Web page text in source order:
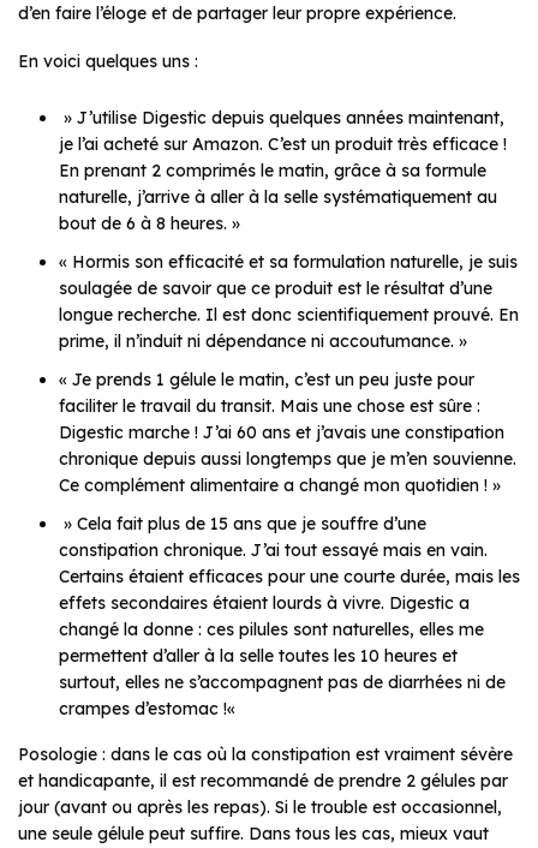
d’en faire l’éloge et de partager leur propre expérience.
En voici quelques uns :
» J’utilise Digestic depuis quelques années maintenant,
je l’ai acheté sur Amazon. C’est un produit très efficace !
En prenant 2 comprimés le matin, grâce à sa formule
naturelle, j’arrive à aller à la selle systématiquement au
bout de 6 à 8 heures. »
« Hormis son efficacité et sa formulation naturelle, je suis
soulagée de savoir que ce produit est le résultat d’une
longue recherche. Il est donc scientifiquement prouvé. En
prime, il n’induit ni dépendance ni accoutumance. »
« Je prends 1 gélule le matin, c’est un peu juste pour
faciliter le travail du transit. Mais une chose est sûre :
Digestic marche ! J’ai 60 ans et j’avais une constipation
chronique depuis aussi longtemps que je m’en souvienne.
Ce complément alimentaire a changé mon quotidien ! »
» Cela fait plus de 15 ans que je souffre d’une
constipation chronique. J’ai tout essayé mais en vain.
Certains étaient efficaces pour une courte durée, mais les
effets secondaires étaient lourds à vivre. Digestic a
changé la donne : ces pilules sont naturelles, elles me
permettent d’aller à la selle toutes les 10 heures et
surtout, elles ne s’accompagnent pas de diarrhées ni de
crampes d’estomac !«
Posologie : dans le cas où la constipation est vraiment sévère
et handicapante, il est recommandé de prendre 2 gélules par
jour (avant ou après les repas). Si le trouble est occasionnel,
une seule gélule peut suffire. Dans tous les cas, mieux vaut